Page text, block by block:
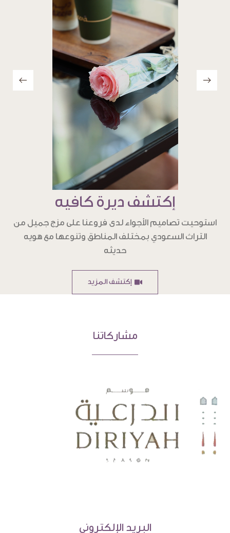
إكتشف ديرة كافيه
استوحيت تصاميم الأجواء لدى فروعنا على مزج جميل من
التراث السعودي بمختلف المناطق وتنوعها مع هويه
حديثه
إكتشف المزيد
مشاركاتنا
البريد الإلكتروني